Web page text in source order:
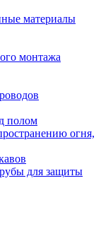
материалы
монтажа
полом
огня,
для защиты